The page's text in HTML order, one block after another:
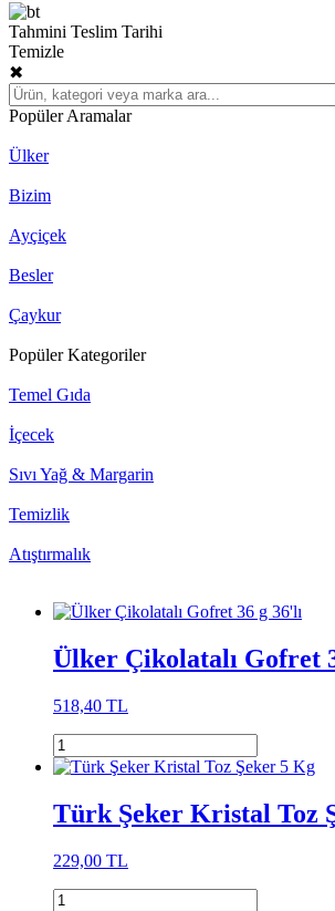
Tahmini Teslim Tarihi
Temizle
✖
Popüler Aramalar
Ülker
Bizim
Ayçiçek
Besler
Çaykur
Popüler Kategoriler
Temel Gıda
İçecek
Sıvı Yağ & Margarin
Temizlik
Atıştırmalık
Ülker Çikolatalı Gofret
518,40 TL
Türk Şeker Kristal Toz
229,00 TL